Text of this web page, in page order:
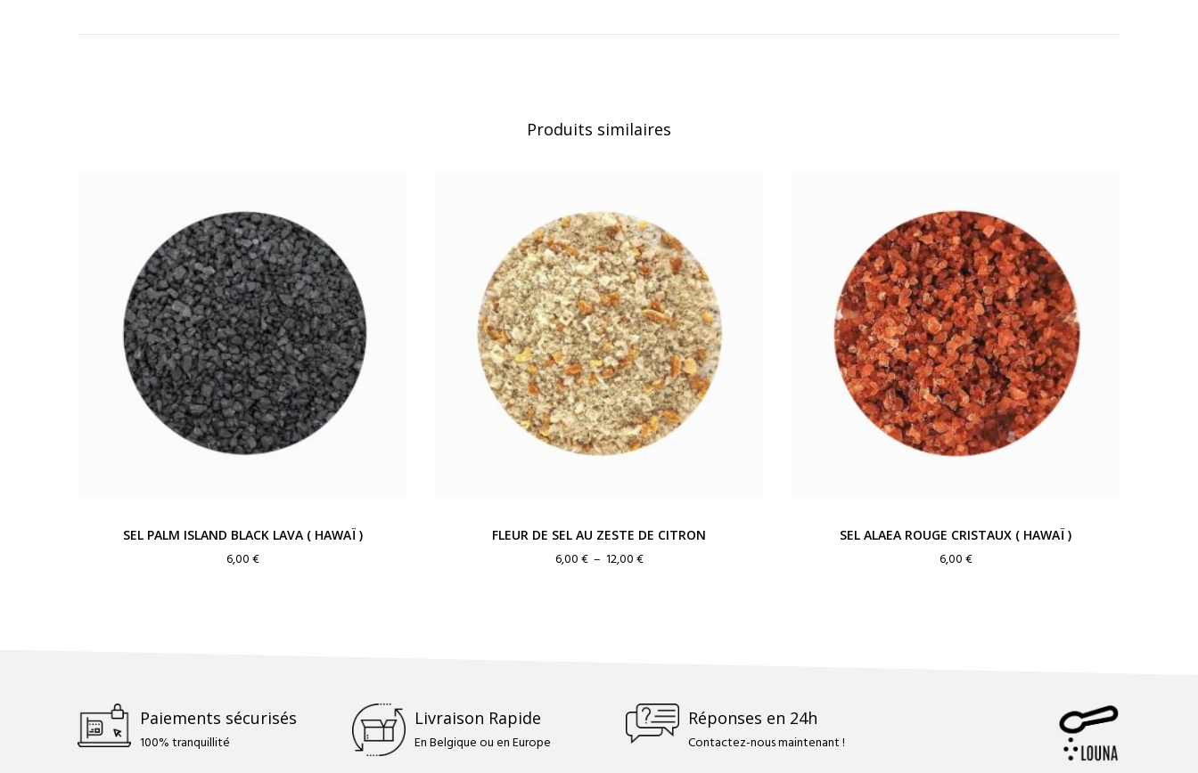
Produits similaires
SEL PALM ISLAND BLACK LAVA ( HAWAÏ )
6,00€
FLEUR DE SEL AU ZESTE DE CITRON
6,00€ – 12,00€Plage
SEL ALAEA ROUGE CRISTAUX ( HAWAÏ )
6,00€
Paiements sécurisés
100% tranquillité
Livraison Rapide
En Belgique ou en Europe
Réponses en 24h
Contactez-nous maintenant !